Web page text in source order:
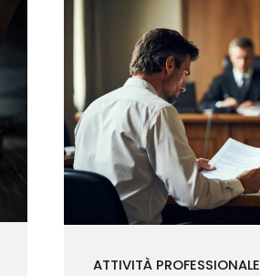
ATTIVITÀ PROFESSIONALE